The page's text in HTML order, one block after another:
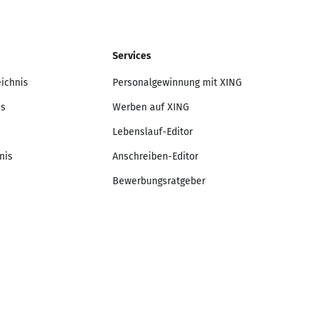
Services
Personalgewinnung mit XING
Werben auf XING
Lebenslauf-Editor
Anschreiben-Editor
Bewerbungsratgeber